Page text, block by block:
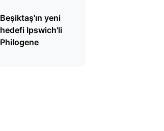
Beşiktaş'ın yeni
hedefi Ipswich'li
Philogene